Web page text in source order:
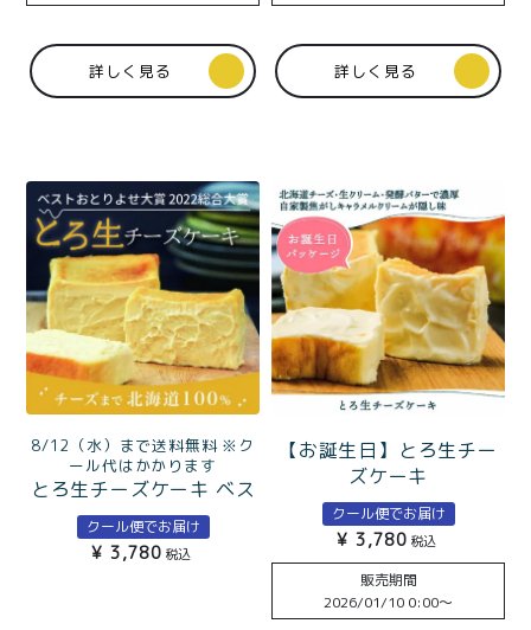
¥2,000〜¥3,999
¥6,000〜
〜¥1,999
¥4,000〜¥5,999
読みもの
会社概要
お問い合わせ
商品
メンバー特典
ご利用ガイド
プライバシーポリシー
特定商取引法に基づく表記
詳しく見る 詳しく見る
8/12（水）まで送料無料 ※ク
ール代はかかります
とろ生チーズケーキ ベス
トお取り寄せ大賞2024洋
菓子・スイーツ 部門金賞
&3年連続受賞殿堂入り
クール便でお届け
¥ 3,780 税込
【お誕生日】とろ生チー
ズケーキ
クール便でお届け
¥ 3,780 税込
販売期間
2026/01/10 0:00〜